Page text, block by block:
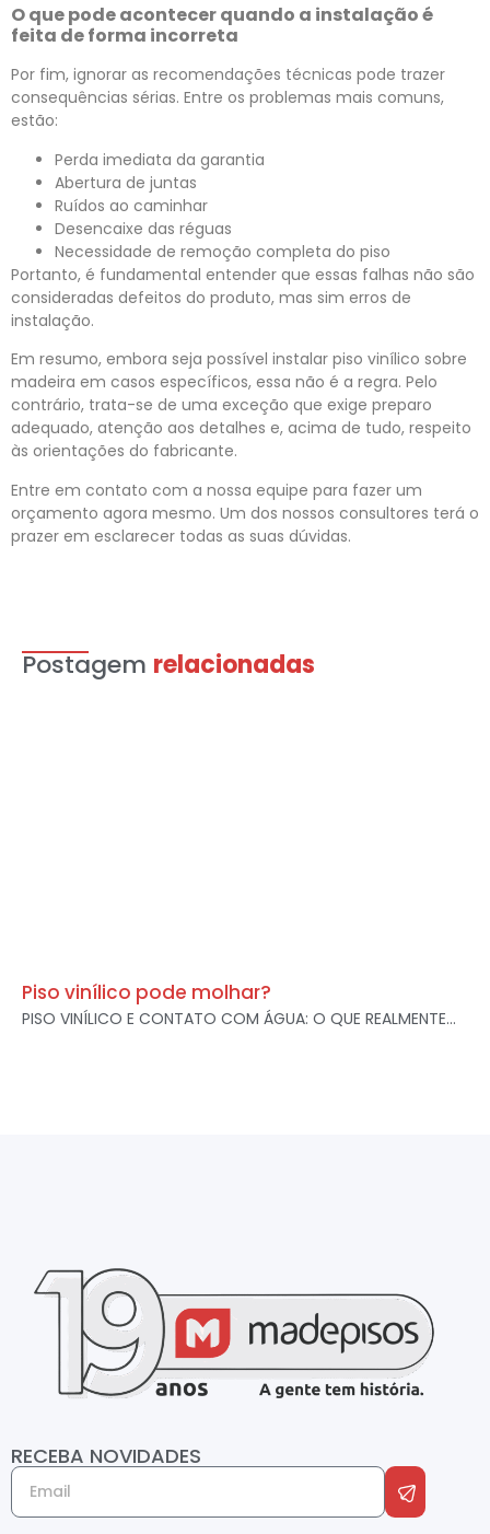
O que pode acontecer quando a instalação é
feita de forma incorreta
Por fim, ignorar as recomendações técnicas pode trazer
consequências sérias. Entre os problemas mais comuns,
estão:
Perda imediata da garantia
Abertura de juntas
Ruídos ao caminhar
Desencaixe das réguas
Necessidade de remoção completa do piso
Portanto, é fundamental entender que essas falhas não são
consideradas defeitos do produto, mas sim erros de
instalação.
Em resumo, embora seja possível instalar piso vinílico sobre
madeira em casos específicos, essa não é a regra. Pelo
contrário, trata-se de uma exceção que exige preparo
adequado, atenção aos detalhes e, acima de tudo, respeito
às orientações do fabricante.
Entre em contato com a nossa equipe para fazer um
orçamento agora mesmo. Um dos nossos consultores terá o
prazer em esclarecer todas as suas dúvidas.
Postagem relacionadas
Piso vinílico pode molhar?
PISO VINÍLICO E CONTATO COM ÁGUA: O QUE REALMENTE...
RECEBA NOVIDADES